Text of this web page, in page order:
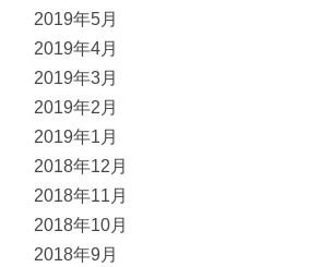
2019年5月
2019年4月
2019年3月
2019年2月
2019年1月
2018年12月
2018年11月
2018年10月
2018年9月